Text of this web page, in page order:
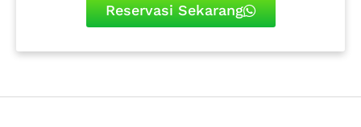
Reservasi Sekarang